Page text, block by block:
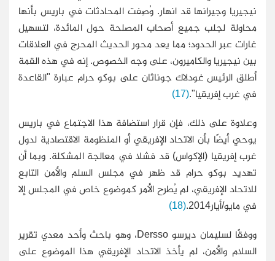
نيجيريا وجيرانها قد انهار. وُصِفت المحادثات في باريس بأنها
محاولة لجلب جميع أصحاب المصلحة حول المائدة، لتسهيل
غارات عبر الحدود؛ مما يعد محور الحديث المحرج في العلاقات
بين نيجيريا والكاميرون، على وجه الخصوص. إنه في هذه القمة
أطلق الرئيس غودلاك جوناثان على بوكو حرام عبارة "القاعدة
في غرب إفريقيا".(17)
وعلاوة على ذلك، فإن قرار استضافة هذا الاجتماع في باريس
يوحي أيضًا بأن الاتحاد الإفريقي أو المنظومة الاقتصادية لدول
غرب إفريقيا (الإكواس) قد فشلا في معالجة المشكلة. وبما أن
تهديد بوكو حرام قد ظهر في مجلس السلم والأمن التابع
للاتحاد الإفريقي، لم يُطرح الأمر كموضوع خاص في المجلس إلا
في مايو/أيار2014.
(18)
ووفقًا لسليمان ديرسو Dersso، وهو باحث وأحد معدي تقرير
السلام والأمن، لم يأخذ الاتحاد الإفريقي هذا الموضوع على